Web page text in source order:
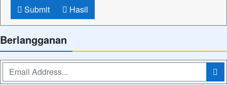
Submit Hasil
Berlangganan